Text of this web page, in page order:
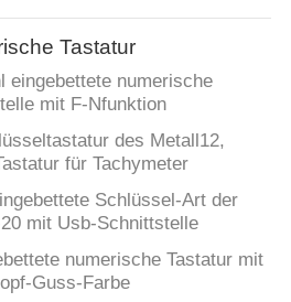
Tastatur
eingebettete numerische
mit F-Nfunktion
des Metall12,
für Tachymeter
Schlüssel-Art der
mit Usb-Schnittstelle
numerische Tastatur mit
Guss-Farbe